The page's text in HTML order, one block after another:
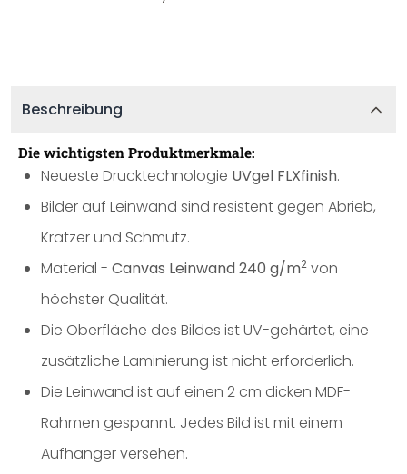
Beschreibung
Die wichtigsten Produktmerkmale:
Neueste Drucktechnologie UVgel FLXfinish.
Bilder auf Leinwand sind resistent gegen Abrieb,
Kratzer und Schmutz.
Material - Canvas Leinwand 240 g/m2 von
höchster Qualität.
Die Oberfläche des Bildes ist UV-gehärtet, eine
zusätzliche Laminierung ist nicht erforderlich.
Die Leinwand ist auf einen 2 cm dicken MDF-
Rahmen gespannt. Jedes Bild ist mit einem
Aufhänger versehen.